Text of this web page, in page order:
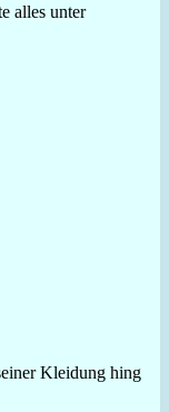
alles unter
Kleidung hing